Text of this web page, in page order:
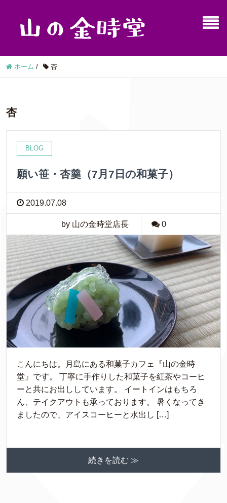
ホーム / 杏
杏
BLOG
願い笹・杏羹（7月7日の和菓子）
2019.07.08
by 山の金時堂店長 0
こんにちは。月島にある和菓子カフェ『山の金時
堂』です。 丁寧に手作りした和菓子を紅茶やコーヒ
ーと共にお出ししています。 イートインはもちろ
ん、テイクアウトも承っております。 暑くなってき
ましたので、アイスコーヒーと水出し […]
続きを読む ≫